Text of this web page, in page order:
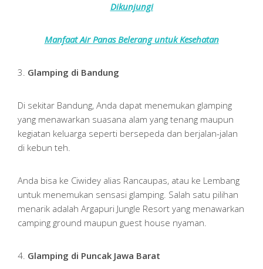
Dikunjungi
Manfaat Air Panas Belerang untuk Kesehatan
3. Glamping di Bandung
Di sekitar Bandung, Anda dapat menemukan glamping
yang menawarkan suasana alam yang tenang maupun
kegiatan keluarga seperti bersepeda dan berjalan-jalan
di kebun teh.
Anda bisa ke Ciwidey alias Rancaupas, atau ke Lembang
untuk menemukan sensasi glamping. Salah satu pilihan
menarik adalah Argapuri Jungle Resort yang menawarkan
camping ground maupun guest house nyaman.
4. Glamping di Puncak Jawa Barat